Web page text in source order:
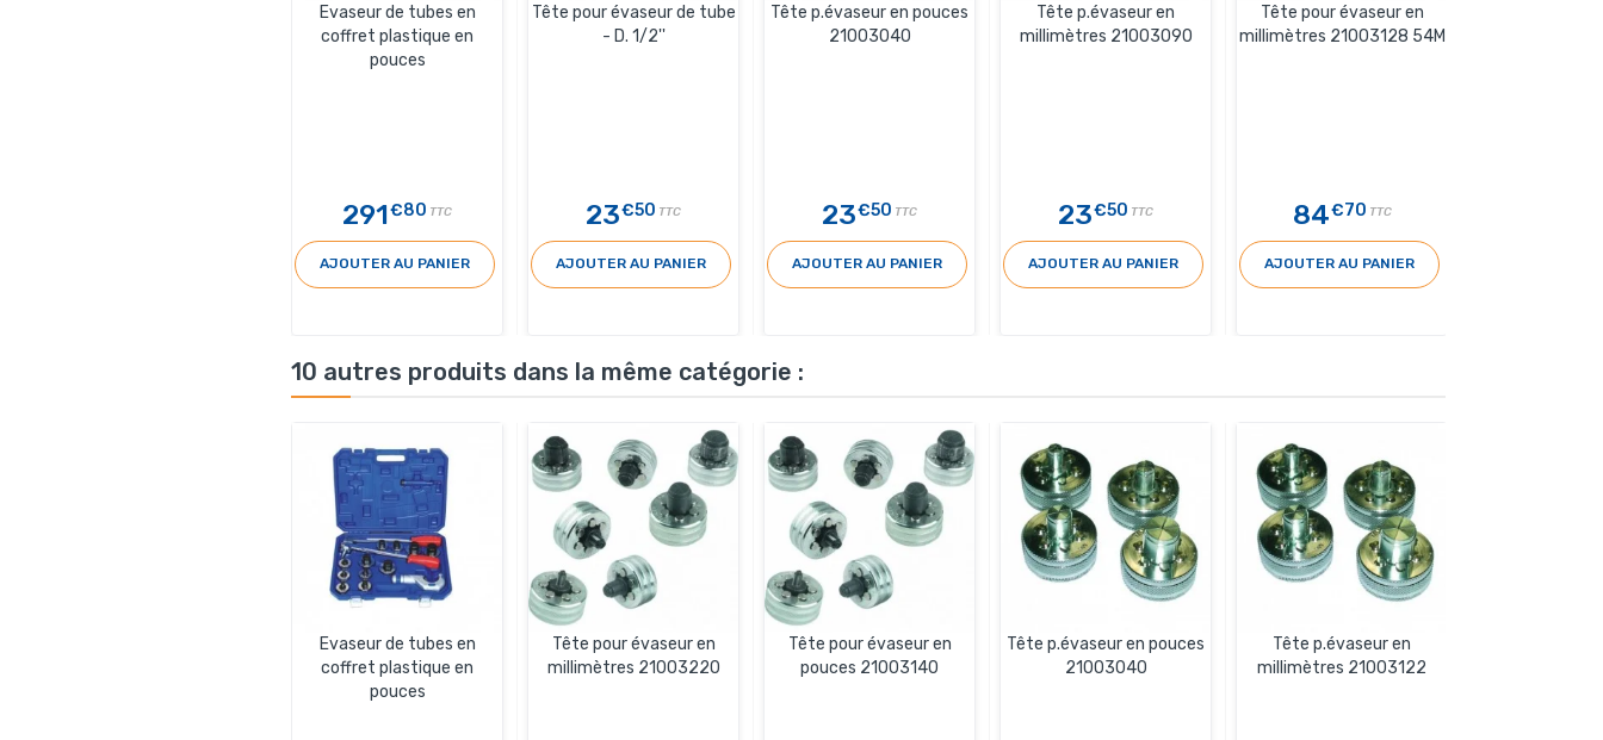
Evaseur de tubes en
coffret plastique en
pouces
291€80 TTC
AJOUTER AU PANIER
Tête pour évaseur de tube
- D. 1/2''
23€50 TTC
AJOUTER AU PANIER
Tête p.évaseur en pouces
21003040
23€50 TTC
AJOUTER AU PANIER
Tête p.évaseur en
millimètres 21003090
23€50 TTC
AJOUTER AU PANIER
Tête pour évaseur en
millimètres 21003128 54M
84€70 TTC
AJOUTER AU PANIER
10 autres produits dans la même catégorie :
Evaseur de tubes en
coffret plastique en
pouces
Tête pour évaseur en
millimètres 21003220
Tête pour évaseur en
pouces 21003140
Tête p.évaseur en pouces
21003040
Tête p.évaseur en
millimètres 21003122